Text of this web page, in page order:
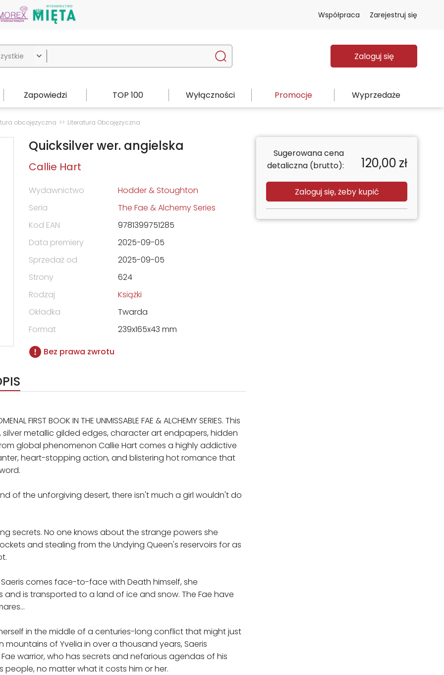
Współpraca Zarejestruj się
 Zaloguj się
Zapowiedzi TOP 100 Wyłączności Promocje Wyprzedaże
obcojęzyczna Literatura Obcojęzyczna
Quicksilver wer. angielska
Callie Hart
Wydawnictwo
Hodder & Stoughton
Seria
The Fae & Alchemy Series
Kod EAN
9781399751285
Data premiery
2025-09-05
Sprzedaż od
2025-09-05
Strony
624
Rodzaj
Książki
Okładka
Twarda
Format
239x165x43 mm
Bez prawa zwrotu
FIRST BOOK IN THE UNMISSABLE FAE & ALCHEMY SERIES. This
metallic gilded edges, character art endpapers, hidden
global phenomenon Callie Hart comes a highly addictive
heart-stopping action, and blistering hot romance that
of the unforgiving desert, there isn't much a girl wouldn't do
secrets. No one knows about the strange powers she
and stealing from the Undying Queen's reservoirs for as
comes face-to-face with Death himself, she
is transported to a land of ice and snow. The Fae have
in the middle of a centuries-long conflict that might just
of Yvelia in over a thousand years, Saeris
warrior, who has secrets and nefarious agendas of his
people, no matter what it costs him or her.
Sugerowana cena
detaliczna (brutto):
120,00 zł
Zaloguj się, żeby kupić